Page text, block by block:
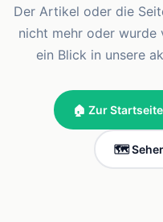
Der Artikel oder die
nicht mehr oder
ein Blick in unsere
🏠 Zur Startseite
🗺️